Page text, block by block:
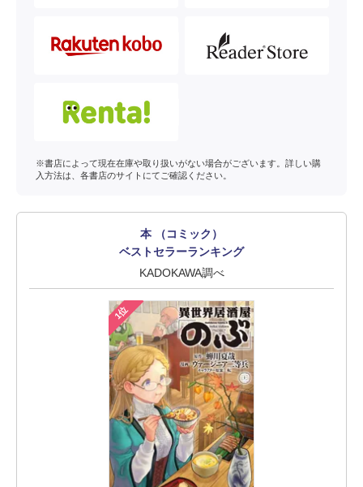
※書店によって現在在庫や取り扱いがない場合がございます。詳しい購
入方法は、各書店のサイトにてご確認ください。
本 （コミック）
ベストセラーランキング
KADOKAWA調べ
1位